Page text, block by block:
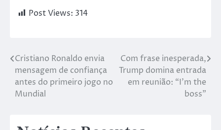
Post Views: 314
Cristiano Ronaldo envia
mensagem de confiança
antes do primeiro jogo no
Mundial
Com frase inesperada,
Trump domina entrada
em reunião: “I’m the
boss”